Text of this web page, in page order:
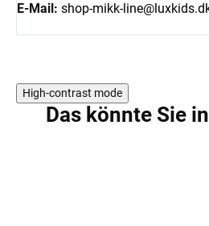
E-Mail: shop-mikk-
High-contrast mode
Das könnte Sie